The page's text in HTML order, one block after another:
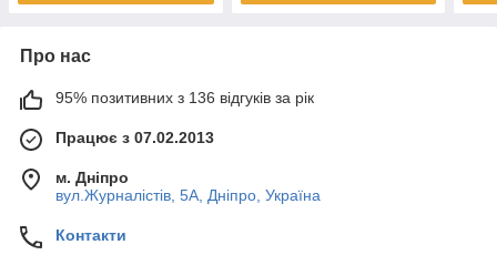
Про нас
95% позитивних з 136 відгуків за рік
Працює з 07.02.2013
м. Дніпро
вул.Журналістів, 5А, Дніпро, Україна
Контакти